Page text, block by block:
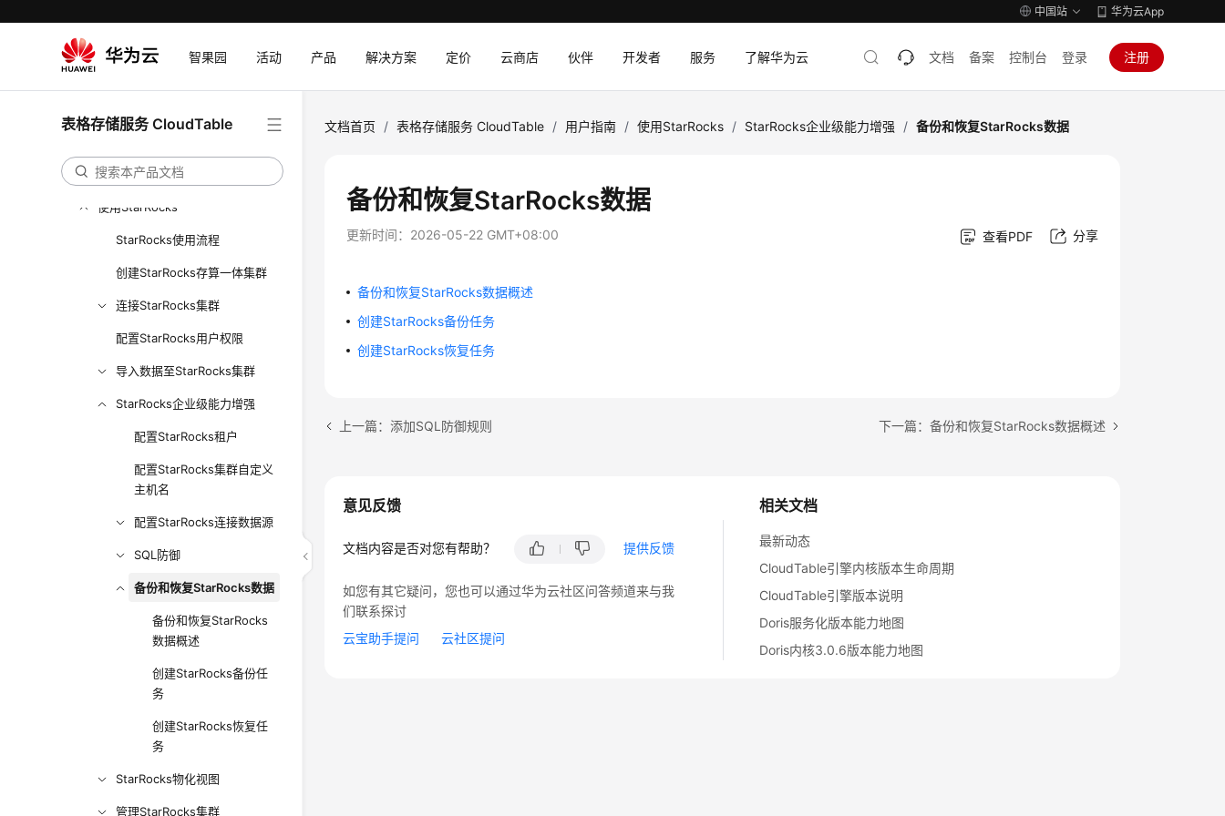
中国站 华为云App
智果园 活动 产品 解决方案 定价 云商店 伙伴 开发者 服务 了解华为云 文档 备案 控制台 登录 注册
表格存储服务 CloudTable
使用ClickHouse
使用StarRocks
StarRocks使用流程
创建StarRocks存算一体集群
连接StarRocks集群
配置StarRocks用户权限
导入数据至StarRocks集群
StarRocks企业级能力增强
配置StarRocks租户
配置StarRocks集群自定义
主机名
配置StarRocks连接数据源
SQL防御
备份和恢复StarRocks数据
备份和恢复StarRocks
数据概述
创建StarRocks备份任
务
创建StarRocks恢复任
务
StarRocks物化视图
管理StarRocks集群
文档首页 / 表格存储服务 CloudTable / 用户指南 / 使用StarRocks / StarRocks企业级能力增强 / 备份和恢复StarRocks数据
备份和恢复StarRocks数据
更新时间： 2026-05-22 GMT+08:00 查看PDF 分享
备份和恢复StarRocks数据概述
创建StarRocks备份任务
创建StarRocks恢复任务
上一篇：添加SQL防御规则 下一篇：备份和恢复StarRocks数据概述
相关文档
最新动态
CloudTable引擎内核版本生命周期
CloudTable引擎版本说明
Doris服务化版本能力地图
Doris内核3.0.6版本能力地图
意见反馈
文档内容是否对您有帮助？ 提供反馈
如您有其它疑问，您也可以通过华为云社区问答频道来与我
们联系探讨
云宝助手提问
云社区提问